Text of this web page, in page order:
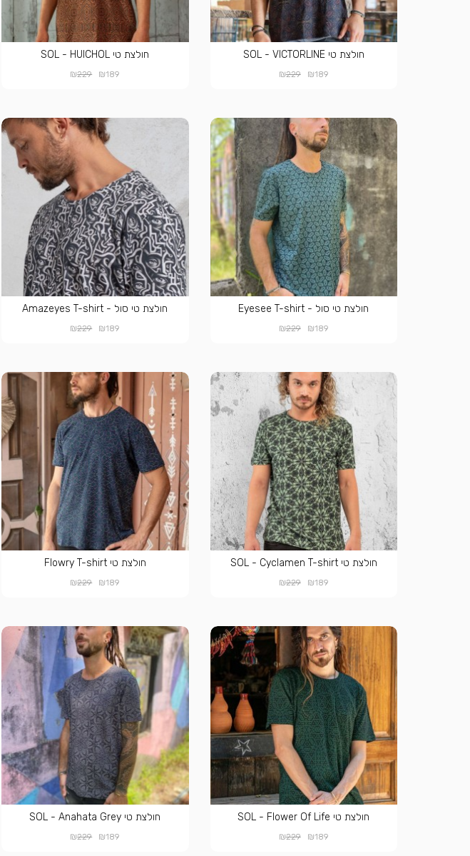
חולצת טי SOL - VICTORLINE
₪189
₪229
חולצת טי SOL - HUICHOL
₪189
₪229
חולצת טי סול - Eyesee T-shirt
₪189
₪229
חולצת טי סול - Amazeyes T-shirt
₪189
₪229
חולצת טי SOL - Cyclamen T-shirt
₪189
₪229
חולצת טי Flowry T-shirt
₪189
₪229
חולצת טי SOL - Flower Of Life
₪189
₪229
חולצת טי SOL - Anahata Grey
₪189
₪229